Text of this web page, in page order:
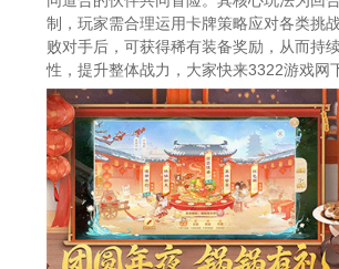
制，玩家需合理运用卡牌策略应对各类挑
败对手后，可获得稀有装备奖励，从而持
性，提升整体战力，大家快来3322游戏网